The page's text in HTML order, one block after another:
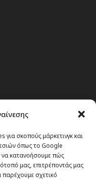
για σκοπούς μάρκετινγκ και
όπως το Google
κατανοήσουμε πώς
μας, επιτρέποντάς μας
παρέχουμε σχετικό